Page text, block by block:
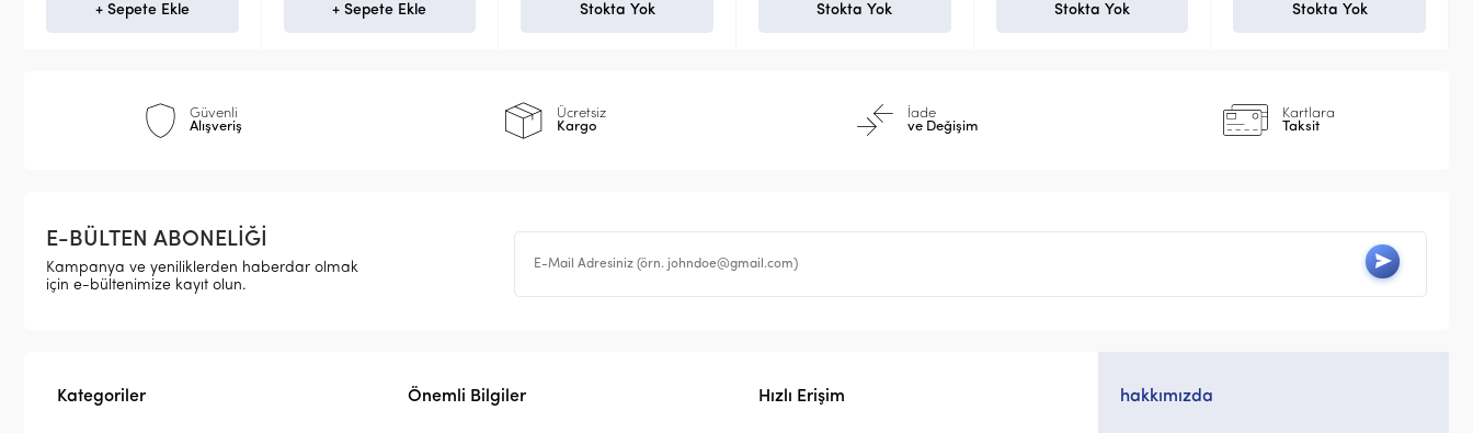
+ Sepete Ekle Stokta Yok Stokta Yok Stokta Yok Stokta Yok + Sepete Ekle
Güvenli
Alışveriş
Ücretsiz
Kargo
İade
ve Değişim
Kartlara
Taksit
E-BÜLTEN ABONELİĞİ
Kampanya ve yeniliklerden haberdar olmak
için e-bültenimize kayıt olun.
Kategoriler Önemli Bilgiler Hızlı Erişim hakkımızda